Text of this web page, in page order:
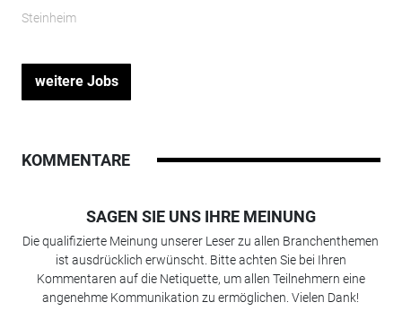
Steinheim
weitere Jobs
KOMMENTARE
SAGEN SIE UNS IHRE MEINUNG
Die qualifizierte Meinung unserer Leser zu allen Branchenthemen
ist ausdrücklich erwünscht. Bitte achten Sie bei Ihren
Kommentaren auf die Netiquette, um allen Teilnehmern eine
angenehme Kommunikation zu ermöglichen. Vielen Dank!